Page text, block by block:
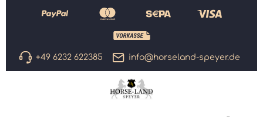
Zum Hauptinhalt springen
+49 6232 622385 info@horseland-speyer.de